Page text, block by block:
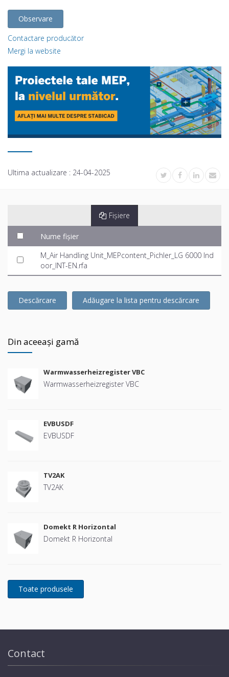
Observare
Contactare producător
Mergi la website
Ultima actualizare : 24-04-2025
Fișiere
Nume fișier
M_Air Handling Unit_MEPcontent_Pichler_LG 6000 Ind
oor_INT-EN.rfa
Descărcare Adăugare la lista pentru descărcare
Din aceeași gamă
Warmwasserheizregister VBC
Warmwasserheizregister VBC
EVBUSDF
EVBUSDF
TV2AK
TV2AK
Domekt R Horizontal
Domekt R Horizontal
Contact